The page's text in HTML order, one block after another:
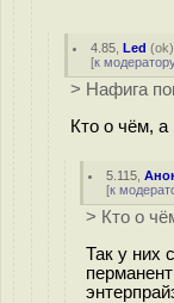
4.85 ,Led (ok
[к
> Нафига
Кто о чём,
5.115 ,
[к
> Кто о
Так у них